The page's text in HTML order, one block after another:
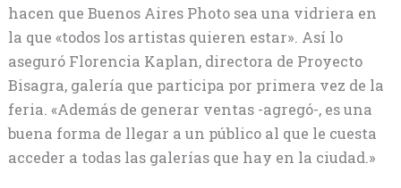
hacen que Buenos Aires Photo sea una vidriera en
la que «todos los artistas quieren estar». Así lo
aseguró Florencia Kaplan, directora de Proyecto
Bisagra, galería que participa por primera vez de la
feria. «Además de generar ventas -agregó-, es una
buena forma de llegar a un público al que le cuesta
acceder a todas las galerías que hay en la ciudad.»